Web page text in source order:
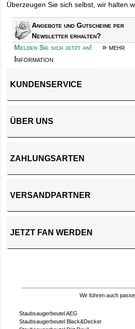
Überzeugen Sie sich selbst, wir halten
Angebote und Gutscheine per
Newsletter erhalten?
Melden Sie sich jetzt an!
» mehr
Information
KUNDENSERVICE
ÜBER UNS
ZAHLUNGSARTEN
VERSANDPARTNER
JETZT FAN WERDEN
Wir führen auch
Staubsaugerbeutel AEG
Staubsaugerbeutel Black&Decker